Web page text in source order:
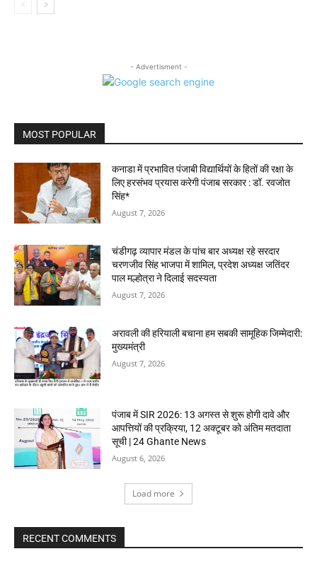
- Advertisment -
MOST POPULAR
कनाडा में प्रभावित पंजाबी विद्यार्थियों के हितों की रक्षा के
लिए हरसंभव प्रयास करेगी पंजाब सरकार : डॉ. रवजोत
सिंह*
August 7, 2026
चंडीगढ़ व्यापार मंडल के पांच बार अध्यक्ष रहे सरदार
चरणजीव सिंह भाजपा में शामिल, प्रदेश अध्यक्ष जतिंदर
पाल मल्होत्रा ने दिलाई सदस्यता
August 7, 2026
अरावली की हरियाली बचाना हम सबकी सामूहिक जिम्मेदारी:
मुख्यमंत्री
August 7, 2026
पंजाब में SIR 2026: 13 अगस्त से शुरू होगी दावे और
आपत्तियों की प्रक्रिया, 12 अक्टूबर को अंतिम मतदाता
सूची | 24 Ghante News
August 6, 2026
Load more
RECENT COMMENTS